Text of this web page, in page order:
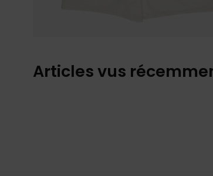
Articles vus